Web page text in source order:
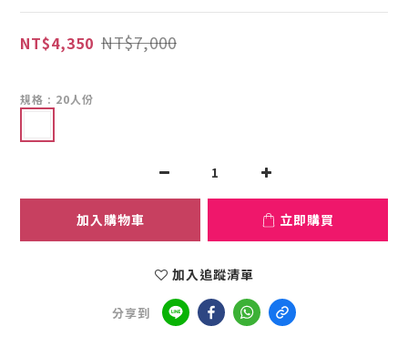
NT$4,350 NT$7,000
規格 : 20人份
加入購物車 立即購買
加入追蹤清單
分享到